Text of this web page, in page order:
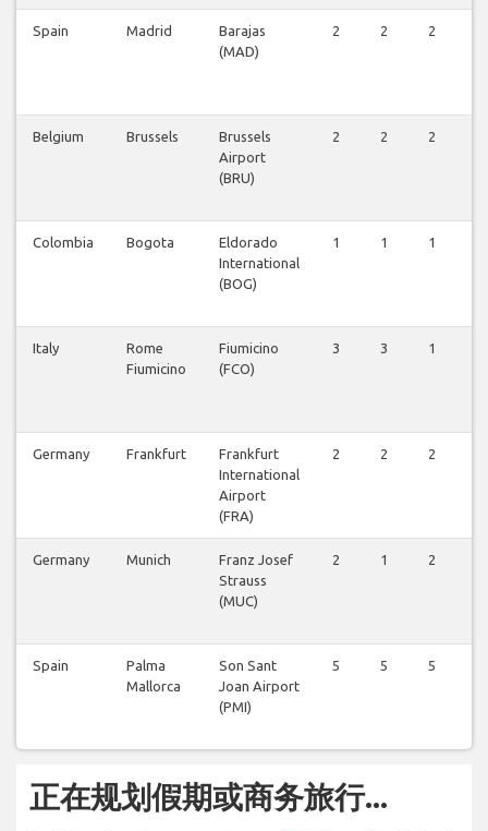
Spain Madrid
Barajas
(MAD)
2 2 2
Belgium Brussels
Brussels
Airport
(BRU)
2 2 2
Colombia Bogota
Eldorado
International
(BOG)
1 1 1
Italy
Rome
Fiumicino
Fiumicino
(FCO)
3 3 1
Germany Frankfurt
Frankfurt
International
Airport
(FRA)
2 2 2
Germany Munich
Franz Josef
Strauss
(MUC)
2 1 2
Spain
Palma
Mallorca
Son Sant
Joan Airport
(PMI)
5 5 5
正在规划假期或商务旅行...